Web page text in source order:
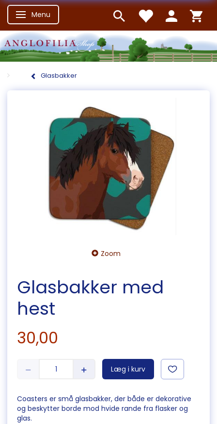
Skifte navigation
Menu
Glasbakker
Zoom
Glasbakker med
hest
30,00
Læg i kurv
Coasters er små glasbakker, der både er dekorative
og beskytter borde mod hvide rande fra flasker og
glas.